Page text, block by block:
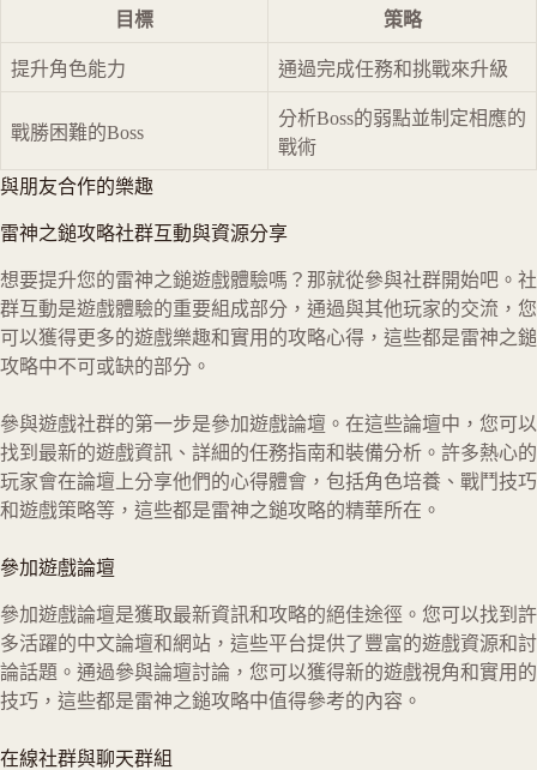
目標 策略
提升角色能力 通過完成任務和挑戰來升級
戰勝困難的Boss
分析Boss的弱點並制定相應的
戰術
與朋友合作的樂趣
雷神之鎚攻略社群互動與資源分享
想要提升您的雷神之鎚遊戲體驗嗎？那就從參與社群開始吧。社
群互動是遊戲體驗的重要組成部分，通過與其他玩家的交流，您
可以獲得更多的遊戲樂趣和實用的攻略心得，這些都是雷神之鎚
攻略中不可或缺的部分。
參與遊戲社群的第一步是參加遊戲論壇。在這些論壇中，您可以
找到最新的遊戲資訊、詳細的任務指南和裝備分析。許多熱心的
玩家會在論壇上分享他們的心得體會，包括角色培養、戰鬥技巧
和遊戲策略等，這些都是雷神之鎚攻略的精華所在。
參加遊戲論壇
參加遊戲論壇是獲取最新資訊和攻略的絕佳途徑。您可以找到許
多活躍的中文論壇和網站，這些平台提供了豐富的遊戲資源和討
論話題。通過參與論壇討論，您可以獲得新的遊戲視角和實用的
技巧，這些都是雷神之鎚攻略中值得參考的內容。
在線社群與聊天群組